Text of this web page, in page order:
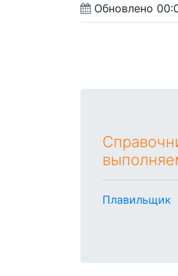
Обновлено
Плавильщик